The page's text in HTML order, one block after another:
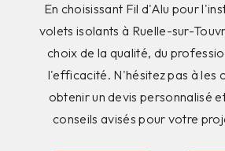
En choisissant Fil d'Alu pour
volets isolants à Ruelle-sur-
choix de la qualité, du
l'efficacité. N'hésitez pas à les
obtenir un devis personnalisé
conseils avisés pour votre